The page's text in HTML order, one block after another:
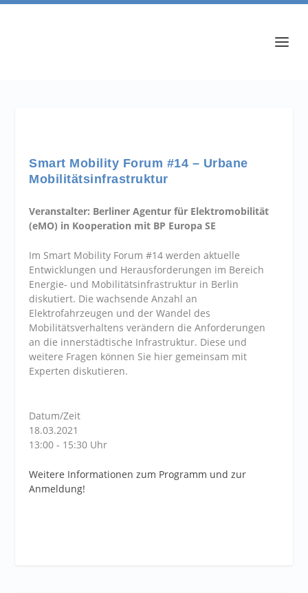
Smart Mobility Forum #14 – Urbane
Mobilitätsinfrastruktur
Veranstalter: Berliner Agentur für Elektromobilität
(eMO) in Kooperation mit BP Europa SE
Im Smart Mobility Forum #14 werden aktuelle
Entwicklungen und Herausforderungen im Bereich
Energie- und Mobilitätsinfrastruktur in Berlin
diskutiert. Die wachsende Anzahl an
Elektrofahrzeugen und der Wandel des
Mobilitätsverhaltens verändern die Anforderungen
an die innerstädtische Infrastruktur. Diese und
weitere Fragen können Sie hier gemeinsam mit
Experten diskutieren.
Datum/Zeit
18.03.2021
13:00 - 15:30 Uhr
Weitere Informationen zum Programm und zur
Anmeldung!